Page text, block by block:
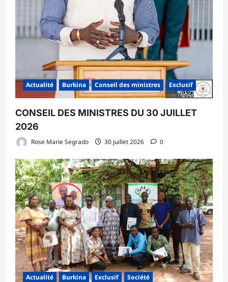
Actualité Burkina Conseil des ministres Exclusif
CONSEIL DES MINISTRES DU 30 JUILLET
2026
Rose Marie Segrado 30 juillet 2026 0
Actualité Burkina Exclusif Société